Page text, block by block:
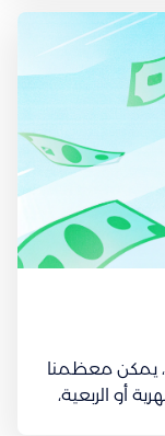
أفضل طريقة أرتب
ميزانيتي؟” * “وش يعني صندوق استثماري؟” * “كيف أبدأ
0:00/176.2844441× مساء الدراهم 💸، يمكن معظمنا
أو الربعية،